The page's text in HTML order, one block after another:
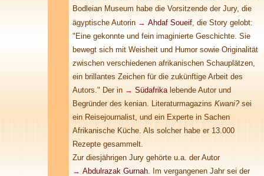
Bodleian Museum habe die Vorsitzende der Jury, die
ägyptische Autorin → Ahdaf Soueif, die Story gelobt:
"Eine gekonnte und fein imaginierte Geschichte. Sie
bewegt sich mit Weisheit und Humor sowie Originalität
zwischen verschiedenen afrikanischen Schauplätzen,
ein brillantes Zeichen für die zukünftige Arbeit des
Autors." Der in → Südafrika lebende Autor und
Begründer des kenian. Literaturmagazins Kwani?sei
ein Reisejournalist, und ein Experte in Sachen
Afrikanische Küche. Als solcher habe er 13.000
Rezepte gesammelt.
Zur diesjährigen Jury gehörte u.a. der Autor
→ Abdulrazak Gurnah. Im vergangenen Jahr sei der